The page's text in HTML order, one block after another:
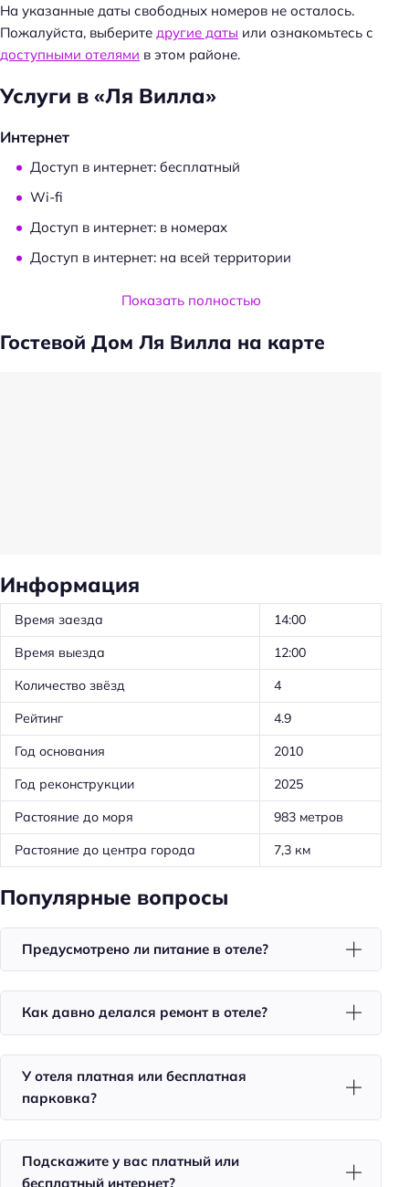
На указанные даты свободных номеров не осталось.
Пожалуйста, выберите другие даты или ознакомьтесь с
доступными отелями в этом районе.
Услуги в «Ля Вилла»
Интернет
Доступ в интернет: бесплатный
Wi-fi
Доступ в интернет: в номерах
Доступ в интернет: на всей территории
Услуги и удобства
Прокат: велосипедов
Оборудование для кухни: посуда
Оборудование для кухни: микроволновка
Оборудование для кухни: плита
Оборудование для кухни: чайник
Трансфер: платный
Тип сейфа: у администратора
Удобства в номерах
Кондиционер в номере
Чай/кофе в номерах
Тапочки
Халат
Телевизор в номере
Утюг
Холодильник
Уборка
Санузел в номере
Питание
Показать полностью
Гостевой Дом Ля Вилла на карте
Информация
Время заезда
14:00
Время выезда
12:00
Количество звёзд
4
Рейтинг
4.9
Год основания
2010
Год реконструкции
2025
Растояние до моря
983 метров
Растояние до центра города
7,3 км
Популярные вопросы
Предусмотрено ли питание в отеле?
Как давно делался ремонт в отеле?
У отеля платная или бесплатная
парковка?
Подскажите у вас платный или
бесплатный интернет?
и
: